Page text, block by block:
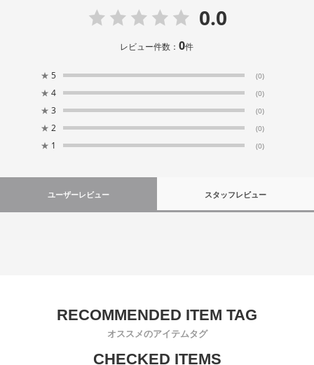
0.0
レビュー件数：0件
★ 5 (0)
★ 4 (0)
★ 3 (0)
★ 2 (0)
★ 1 (0)
ユーザーレビュー スタッフレビュー
オススメのアイテムタグ